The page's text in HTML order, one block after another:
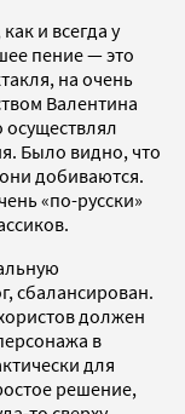
и всегда у
пение — это
на очень
Валентина
Было видно, что
добиваются.
«по-русски»
сбалансирован.
должен
в
для
решение,